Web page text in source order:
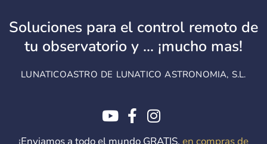
contenido
Soluciones para el control remoto de
tu observatorio y ... ¡mucho mas!
LUNATICOASTRO DE LUNATICO ASTRONOMIA, S.L.